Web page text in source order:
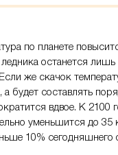
по планете
останется лишь
же скачок
а будет составлять
вдвое. К 2100
уменьшится до 35
10% сегодняшнего